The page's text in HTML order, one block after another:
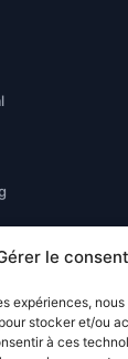
le
expériences,
stocker et/ou
à ces